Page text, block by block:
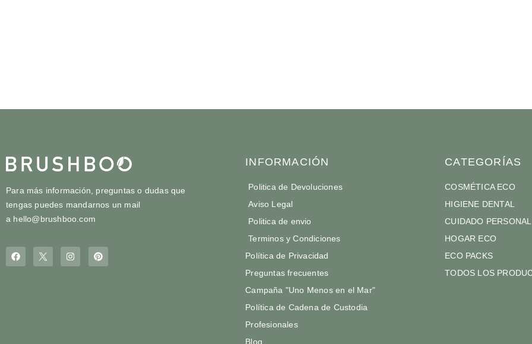
Para más información, preguntas o dudas que
tengas puedes mandarnos un mail
a hello@brushboo.com
INFORMACIÓN
Politica de Devoluciones
Aviso Legal
Politica de envio
Terminos y Condiciones
Política de Privacidad
Preguntas frecuentes
Campaña "Uno Menos en el Mar"
Política de Cadena de Custodia
Profesionales
Blog
CATEGORÍAS
COSMÉTICA ECO
HIGIENE DENTAL
CUIDADO PERSONAL
HOGAR ECO
ECO PACKS
TODOS LOS